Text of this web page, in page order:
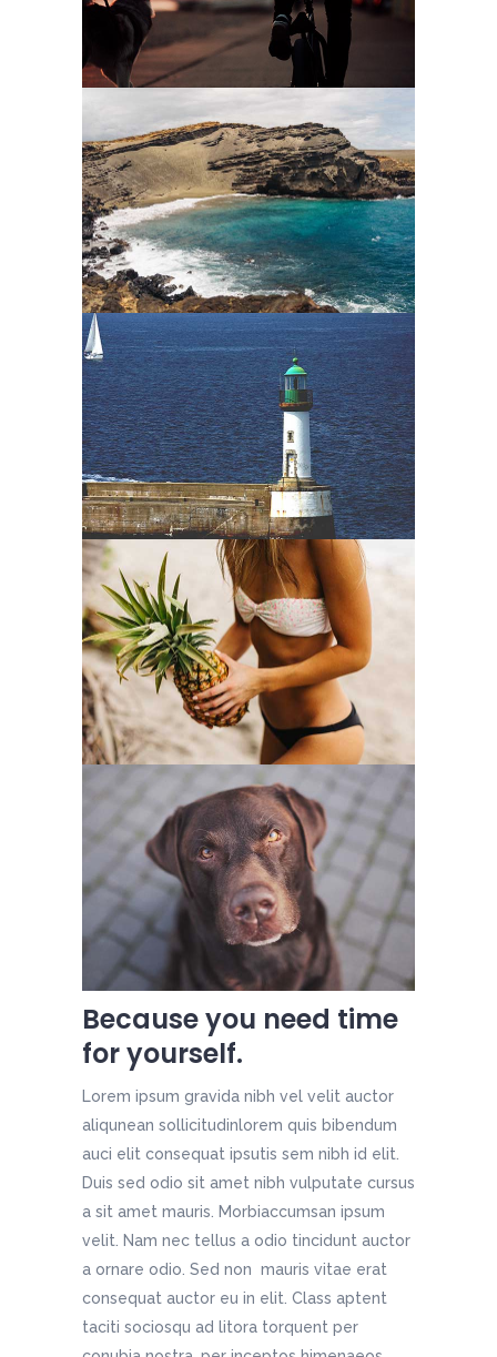
Because you need time
for yourself.
Lorem ipsum gravida nibh vel velit auctor
aliqunean sollicitudinlorem quis bibendum
auci elit consequat ipsutis sem nibh id elit.
Duis sed odio sit amet nibh vulputate cursus
a sit amet mauris. Morbiaccumsan ipsum
velit. Nam nec tellus a odio tincidunt auctor
a ornare odio. Sed non mauris vitae erat
consequat auctor eu in elit. Class aptent
taciti sociosqu ad litora torquent per